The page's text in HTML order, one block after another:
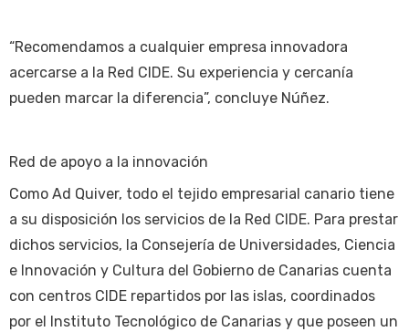
“Recomendamos a cualquier empresa innovadora
acercarse a la Red CIDE. Su experiencia y cercanía
pueden marcar la diferencia”, concluye Núñez.
Red de apoyo a la innovación
Como Ad Quiver, todo el tejido empresarial canario tiene
a su disposición los servicios de la Red CIDE. Para prestar
dichos servicios, la Consejería de Universidades, Ciencia
e Innovación y Cultura del Gobierno de Canarias cuenta
con centros CIDE repartidos por las islas, coordinados
por el Instituto Tecnológico de Canarias y que poseen un